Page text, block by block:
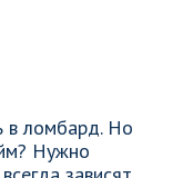
в ломбард. Но
Нужно